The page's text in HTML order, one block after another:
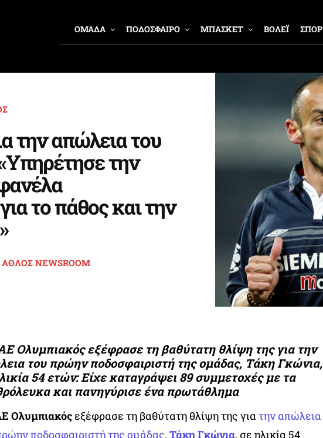
ΟΜΑΔΑ ΠΟΔΟΣΦΑΙΡΟ ΜΠΑΣΚΕΤ ΒΟΛΕΪ ΣΠΟΡ
την απώλεια του
την
το πάθος και την
ΑΘΛΟΣ NEWSROOM
Ολυμπιακός εξέφρασε τη βαθύτατη θλίψη της για την
του πρώην ποδοσφαιριστή της ομάδας, Τάκη Γκώνια,
54 ετών: Είχε καταγράψει 89 συμμετοχές με τα
και πανηγύρισε ένα πρωτάθλημα
Ολυμπιακός εξέφρασε τη βαθύτατη θλίψη της γιατην απώλεια
ποδοσφαιριστή της ομάδας,Τάκη Γκώνια, σε ηλικία 54